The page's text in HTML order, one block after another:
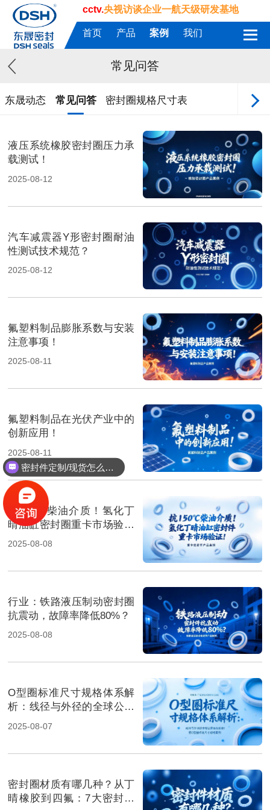
cctv.央视访谈企业一航天级研发基地
首页 产品 案例 我们
常见问答
东晟动态 常见问答 密封圈规格尺寸表
液压系统橡胶密封圈压力承
载测试！
2025-08-12
汽车减震器Y形密封圈耐油
性测试技术规范？
2025-08-12
氟塑料制品膨胀系数与安装
注意事项！
2025-08-11
氟塑料制品在光伏产业中的
创新应用！
2025-08-11
抗150℃柴油介质！氢化丁
晴油缸密封圈重卡市场验证‌
！
2025-08-08
行业‌：铁路液压制动密封圈
抗震动，故障率降低80%？
2025-08-08
O型圈标准尺寸规格体系解
析：线径与外径的全球公差
体系解析！
2025-08-07
密封圈材质有哪几种？从丁
晴橡胶到四氟：7大密封材